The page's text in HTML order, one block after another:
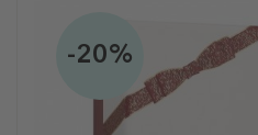
-20%